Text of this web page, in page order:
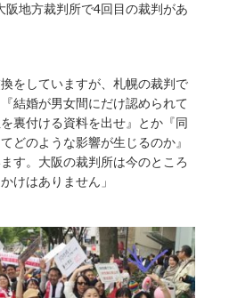
地方裁判所で4回目の裁判があ
をしていますが、札幌の裁判で
結婚が男女間にだけ認められて
裏付ける資料を出せ』とか『同
どのような影響が生じるのか』
す。大阪の裁判所は今のところ
けはありません」